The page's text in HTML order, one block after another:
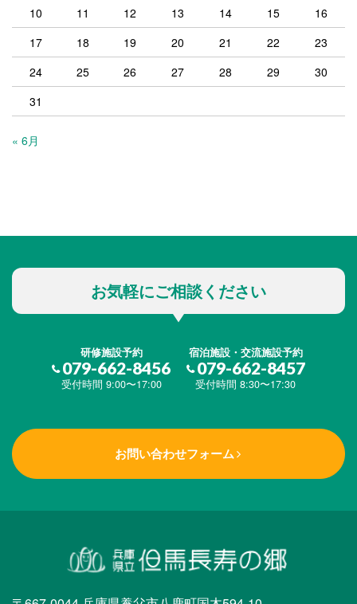
10
11 12 13 14 15
16
17
18 19 20 21 22
23
24
25 26 27 28 29
30
31
« 6月
お気軽にご相談ください
研修施設予約
079-662-8456
受付時間 9:00〜17:00
宿泊施設・交流施設予約
079-662-8457
受付時間 8:30〜17:30
お問い合わせフォーム